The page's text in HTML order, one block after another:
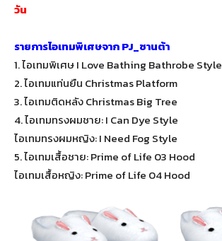
วัน
รายการไอเทมพิเศษจาก PJ_ซานต้า
1. ไอเทมพิเศษ I Love Bathing Bathrobe Style
2. ไอเทมแท่นยืน Christmas Platform
3. ไอเทมติดหลัง Christmas Big Tree
4. ไอเทมทรงผมชาย: I Can Dye Style
ไอเทมทรงผมหญิง: I Need Fog Style
5. ไอเทมเสื้อชาย: Prime of Life 03 Hood
ไอเทมเสื้อหญิง: Prime of Life 04 Hood